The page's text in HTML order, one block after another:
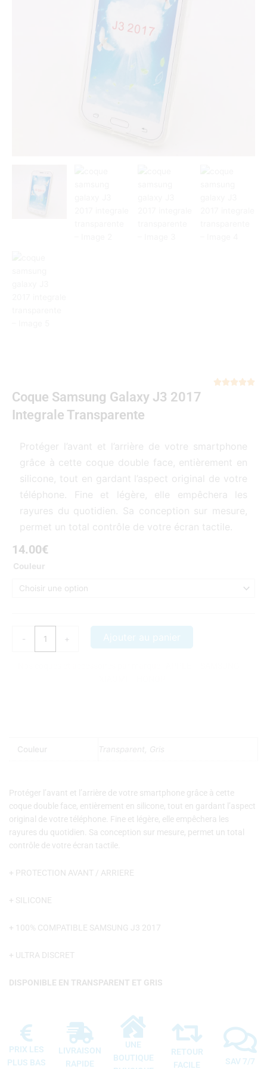

Coque Samsung Galaxy J3 2017
Integrale Transparente
Protéger l’avant et l’arrière de votre smartphone
grâce à cette coque double face, entièrement en
silicone, tout en gardant l’aspect original de votre
téléphone. Fine et légère, elle empêchera les
rayures du quotidien. Sa conception sur mesure,
permet un total contrôle de votre écran tactile.
14.00€
Couleur
-
quantité
coque
+
Couleur Transparent, Gris
Protéger l’avant et l’arrière de votre smartphone grâce à cette
coque double face, entièrement en silicone, tout en gardant l’aspect
original de votre téléphone. Fine et légère, elle empêchera les
rayures du quotidien. Sa conception sur mesure, permet un total
contrôle de votre écran tactile.
+ PROTECTION AVANT / ARRIERE
+ SILICONE
+ 100% COMPATIBLE SAMSUNG J3 2017
+ ULTRA DISCRET
DISPONIBLE EN TRANSPARENT ET GRIS
PRIX LES
PLUS BAS
LIVRAISON
RAPIDE
UNE
BOUTIQUE
RETOUR
FACILE
SAV 7/7